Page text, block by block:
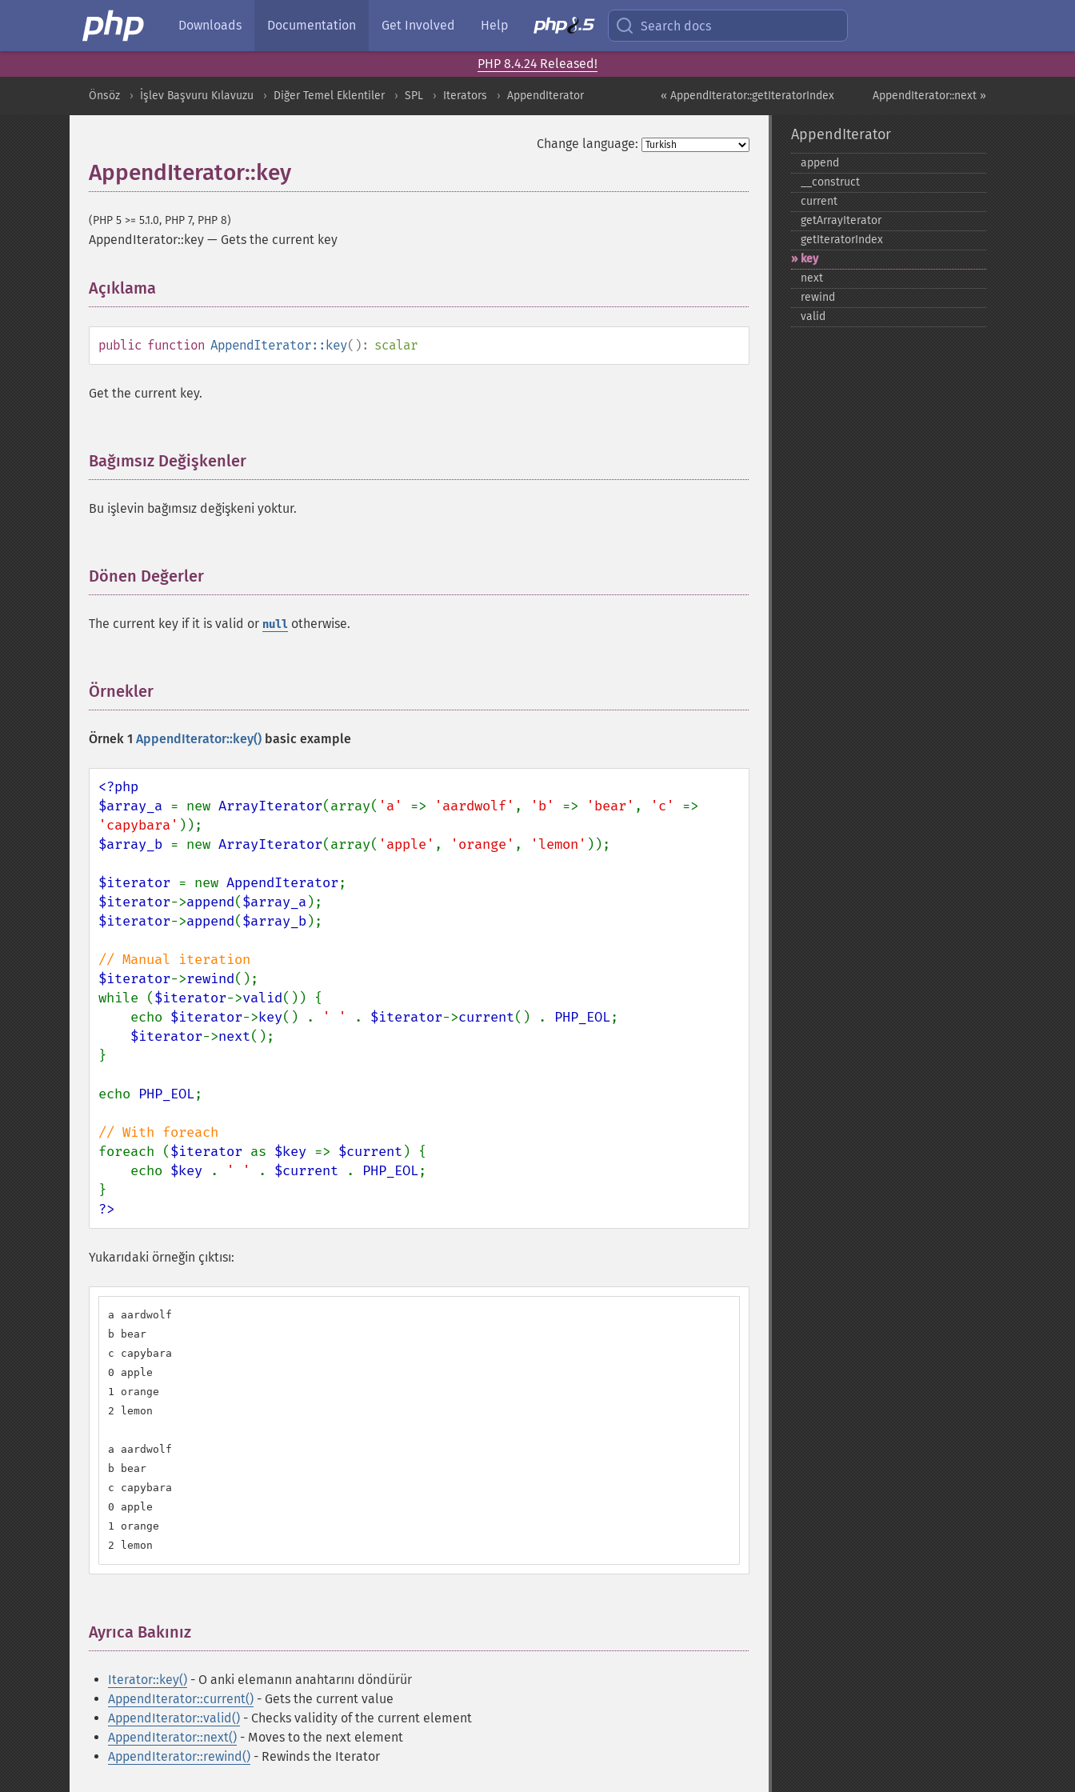
Downloads Documentation Get Involved Help Search docs
PHP 8.4.24 Released!
AppendIterator::next »
« AppendIterator::getIteratorIndex
Önsöz İşlev Başvuru Kılavuzu Diğer Temel Eklentiler SPL Iterators AppendIterator
Change language:
AppendIterator::key
(PHP 5 >= 5.1.0, PHP 7, PHP 8)
AppendIterator::key — Gets the current key
Açıklama
public function AppendIterator::key(): scalar
Get the current key.
Bağımsız Değişkenler
Bu işlevin bağımsız değişkeni yoktur.
Dönen Değerler
The current key if it is valid or null otherwise.
Örnekler
Örnek 1 AppendIterator::key() basic example
<?php
$array_a = new ArrayIterator(array( 'a' => 'aardwolf' , 'b' => 'bear' , 'c'
'capybara'
$array_b = new ArrayIterator(array( 'apple' , 'orange' , 'lemon' ));
$iterator = new AppendIterator
$iterator->append($array_a
$iterator->append($array_b);
$iterator->rewind();
while ($iterator->valid()) {
    echo
$iterator->key() . ' ' . $iterator->current() . PHP_EOL;
$iterator->next();
}
echo PHP_EOL;
foreach ($iterator as $key => $current ) {
    echo
$key . ' ' . $current . PHP_EOL;
?>
Yukarıdaki örneğin çıktısı:
a aardwolf
b bear
c capybara
0 apple
1 orange
2 lemon
a aardwolf
b bear
c capybara
0 apple
1 orange
2 lemon
Ayrıca Bakınız
Iterator::key() - O anki elemanın anahtarını döndürür
AppendIterator::current() - Gets the current value
AppendIterator::valid() - Checks validity of the current element
AppendIterator::next() - Moves to the next element
AppendIterator::rewind() - Rewinds the Iterator
AppendIterator
append
_​_​construct
current
getArrayIterator
getIteratorIndex
key
next
rewind
valid